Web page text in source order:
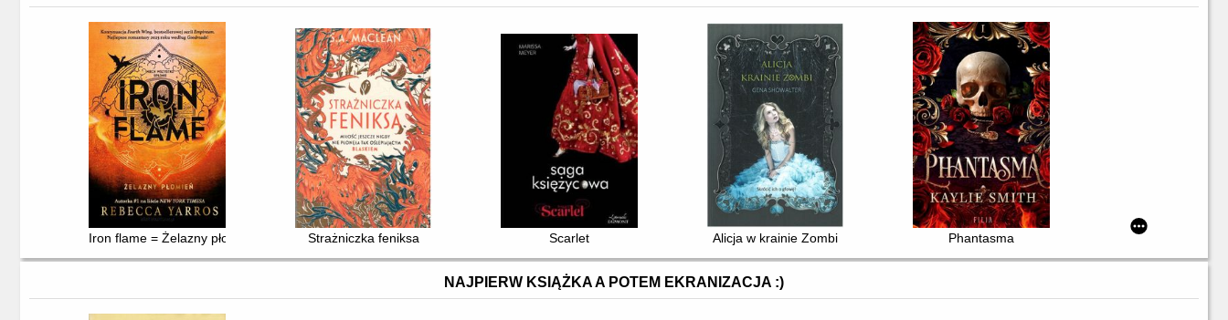
Iron flame = Żelazny płomień Strażniczka feniksa Scarlet Alicja w krainie Zombi Phantasma
NAJPIERW KSIĄŻKA A POTEM EKRANIZACJA :)